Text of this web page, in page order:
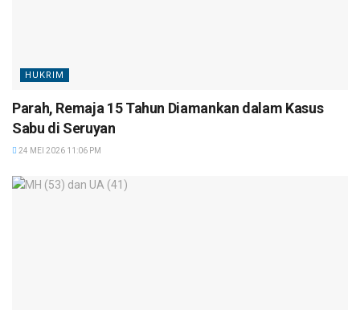
HUKRIM
Parah, Remaja 15 Tahun Diamankan dalam Kasus
Sabu di Seruyan
24 MEI 2026 11:06 PM